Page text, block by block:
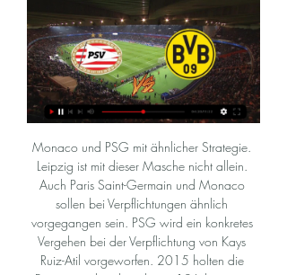
Monaco und PSG mit ähnlicher Strategie. Leipzig ist mit dieser Masche nicht allein. Auch Paris Saint-Germain und Monaco sollen bei Verpflichtungen ähnlich vorgegangen sein. PSG wird ein konkretes Vergehen bei der Verpflichtung von Kays Ruiz-Atil vorgeworfen. 2015 holten die Franzosen den damals erst 12-Jährigen in ihre Mannschaft. Diesen.

Viele Freunde behaupten von mir ich sei „fußballverrückt“ und ich schreibe gerne über Fußabll. Treffen diese beiden Vorlieben aufeinander, entsteht ein Projekt wie salzburg-fussball.at

Personal Wellbeing Community vor 5 Stunden — [online<<]]>>>] PSV gegen BVB 09 im streaming PSV Eindhoven gegen BVB 09 im tv Borussia Dortmund 20 Februar 2024 vor 4 Stunden — vor 9 ...

Finde unsere besten Wettquoten für USV Hengsberg gegen AC Linden Leibnitz am 23.10.2018 im Vergleich. Jetzt kostenlos anmelden und nach deinen Wünschen anpassen!

IK Sleipner, Fußballverein aus Schweden. weltfussball.de verwendet Cookies. Durch die Nutzung der Website stimmst Du der Verwendung von Cookies zu.

Hallescher FC vs Eintracht Braunschweig Prediction & Preview. L D L L L L L. 3. Liga. W L W L W D D. Betting Tip by W.13. Hallescher and Braunschweig will face each other in the upcoming match in the 3. Liga in Germany. Hallescher this season have the following results: 9W, 6D and 13L. Meanwhile Braunschweig have 12W, 8D and 8L. This season both these teams are usually playing attacking.

Gebrauchtwagen und Neuwagen aller Marken günstig kaufen. AUTOGOTT.AT ist ein unabhängige Plattform, die nicht nur einen Konfigurator für alle Marken hat.

PSV gegen Borussia Dortmund im internet So schaut ihr das Ch vor 43 Minuten — vor 20 Stunden — PSV gegen Dortmund im internet PSV Eindhoven vs. BVB: Übertragung der Champions League 20/02/2024 vor 7 Stunden — Borussia ...

PSV gegen BVB 09 im streaming [online schauen! vor 4 Stunden — vor 8 Stunden — PSV Eindhoven gegen BVB 09 im tv Borussia Dortmund im TV und Livestream: Spiel HIER live - 20 Februar 2024 vor 12 Stunden ...

Paris Saint-Germain hat also eine Geschichte, eine Historie - weit vor den Kataris, das sollten alle Retortenklub-Laberer mal nicht vergessen und es gibt genügend Fans, die diese erlebt haben und die Kritik nicht verdienen. Ja, 2011 kaufte dann QSI, eine Investorengruppe aus Katar den Klub und machte es sich unter Präsident Nasser Al-Khaleifi zum Ziel & Auftrag den Henkelpott, als die.

[FERNSEHER@] PSV Eindhoven gegen BVB im internet vor 5 Stunden — [FERNSEHER@] PSV Eindhoven gegen BVB im internet Borussia Dortmund im TV und Livestream: Spiel HIER live - 20.02.2024 vor 9 Stunden — PSV ...

Halbzeitfazit Paris Saint-Germain kommt bis dato nicht über ein 0:0 gegen Galatasaray aus Istanbul hinaus. Die Gäste aus Frankreich dominierten insbesondere die ersten 35 Minuten nach Belieben und erspielten sich auch mehrere gute Möglichkeiten, ohne allerdings die Pille im Netz versenken zu können.

Eishockey Live Streaming, Eishockey Live Ticker, Live Radio, Spielpläne, Live-Tabellen - alles Live zu den besten Sport Events bei live-sport.org

Forum des SV Werder Bremen Startseite Foren > werder.de > Archiv > Saison 2009/2010 > UEFA Europa League 2009 / 2010 > Werder Bremen - FK Aktobe > Benutzername oder E-Mail-Adresse:

FC Schaffhausen vs FC Vaduz Vorhersage-Urteil: Nach einer gründlichen Analyse der Statistiken, der aktuellen Form und des H2H durch den BetClan-Algorithmus sowie der Tipps von Tipsters für das Spiel FC Schaffhausen vs FC Vaduz das ist unsere Vorhersage: FC Vaduz für den Gewinner den Spiel, mit einer Wahrscheinlichkeit von 52%. Ja für Beide Teams Erzielen, mit einem Prozentsatz von 63%.

Mein Herz schlägt für die Borussia vom Niederrhein, aber das ist für mich das Sportfoto des Jahres. Einfach Geil, wie die Eintracht den deutschen Fußball in Europa vertreten hat. Da können sich all die Plastikclubs, denen die EL nicht lukrativ genug war, eine Scheibe abschneiden. Chapeau Eintracht, das war von Mannschaft und Fans.

FC Köln vs. RB Leipzig. Ihr bekommt hier Wett Tipps und Vorhersagen für das Spiel 1. Köln gegen RB Leipzig. Unsere Sportwetten Tipps berechnen sich aus allen Tipps unserer Tippster! Ihr könnt diese Tipps nicht nur für unser kostenloses Tippspiel verwenden, sondern auch für echte Sportwetten bei einem Buchmacher eurer Wahl, das alles kostenlos und exklusiv! Match Wer gewinnt das Duell 1.

Der FC Bayern München will das Triple. Dazu muss die Elf von Hansi Flick das Duell FC Bayern München. Endlich Urlaub! Einfach mal auf eine abgelegene Insel reisen und die Seele baumeln lassen. Ein bisschen Sport treiben. In der Spielhalle zocken. Eine Ausstellung besuchen. Tiefseetauchen. Kanu fahren. Das große Sommer-Update 2020 zu GTA Online ist da und es hat einigen neuen Content.

PSG: Torhüter Navas fehlt gegen Leipzig Inhalt bereitgestellt von Er wurde von FOCUS Online nicht geprüft oder bearbeitet. Fußball - Europa League: PSG: Torhüter Navas fehlt gegen Leipzig

Laut DFL haben die beiden Profis nach dem Spiel gegen den SC Paderborn (1:0) am Dienstag “offenkundig gegen allgemeine Hygiene- und Infektionsschutzstandards” und das Hygienekonzept der DFL verstoßen. Union sei zudem aufgrund des “Organisationsverschuldens” bestraft worden.

Paris Saint-Germain – FC Bayern München 3:0 (2:0). dass wir in der Gruppenphase nur zweiter werden und im Achtelfinale rausfliegen. Ich wünsche mir, dass wir gegen Leipzig im Pokal rausfliegen und in der Liga maximal zweiter werden. Ich will, dass die Bosse endlich mal so richtig die Schatulle öffnen. ++ Bayern verpflichtet Griezmann für 140 MIO ++ ++ Bayern bietet Rekordgehalt für.

(online schauen-) PSV gegen BVB 09 im internet vor 7 Stunden — (online schauen-) PSV gegen BVB 09 im internet PSV Eindhoven gegen Borussia Dortmund LIVE 20. 2. 2024 20 Februar 2024 vor 6 Tagen — -Runde ...

FC Aarau – FC Zürich Oberfläche: Naturrasen: Kapazität: 8'000 Plätze (davon 1'200 Sitzplätze (gedeckt) und 6'800 Stehplätze (ungedeckt)) Kapazität (internat.) Nicht zugelassen Verein(e) FC Aarau; VeranstaltungeTabelle zum Spiel und alle weiteren wichtigen Infos auf einen Blick.

BSV Bern Muri hat für die nächsten zwei Saisons Simon Getzmann verpflichtet.(Symbolbild). Basel - Portrait Mit über 800 Mitarbeitenden zählt die Universitäre Altersmedizin FELIX PLATTER schweizweit... Weiter; Über 20'000 weitere freie Stellen aus allen Berufsgruppen und Fachbereichen.

RB Leipzig hat dem 1. FC Köln am 12. Spieltag der Fußball-Bundesliga deutlich die Grenzen aufgezeigt und dessen neuem Trainer Markus Gisdol damit den Einstand gründlich verdorben.

2020-4-17 · Eintracht Frankfurt. Dieses Thema im Forum "Vereinsfußball" wurde erstellt von schwarz-gelber, 12.. müsste nach Hütters Aussagen, doch eher die Eintracht mehr Emphatie gegenüber Werder zeigen, oder ? Klatti5, 3. März 2020 #1231. Berliner69 und mezzo19742 gefällt das. Lübecker. Ort: 53° 52´01´´N 10°40´08´´E.

Die Sensation ist perfekt: Olympique Lyon hat das Halbfinale der Champions League erreicht und ist nun Gegner des FC Bayern München in der Runde der besten vier Teams Europas. Per Doppelpack in den Schlussminuten führte Moussa Dembélé die Franzosen zum Sieg gegen den klaren Favoriten Manchester City. Die Mannschaft von Pep Guardiola verpasste erneut den Halbfinal-Einzug.

EFG Essen-Schonnebeck Sport. Details In Ruhrlink seit: 08.12.2002. 45149 Essen Margarethenhöhe. TuSEM Essen ⮹ Fibelweg 7, 45149 Essen Offizielle Homepage der TuSEM FussbalPretemporada# Fecha Adversario Score Nota 1 09-07-2017 Blau-Weiß Oberhausen [7ªD] 4-2Perdió Titular 45' 0 0 0 0 — 2 12-07-2017 Ballfreunde Bergeborbeck [9ªD] 0-3Ganó — 0' 0 0 0 0 — 3 14-07-2017 TuS 84/10 Bergeborbeck [7ªD] 4-1Ganó Titular 90' 0 ¿? 0 0 — 4 15-07-2017 Vogelheimer SV [7ªD] 3-1Perdió Titular 45' 0 0 0 0 — 5 16-07-2017 SV Adler Osterfeld [7ªD] 0-3Perdió.

25. Juli 2020 Kommentare deaktiviert für Testspiel: Sonntag bei SV Burgaltendorf. Nachdem die ersten beiden Spiele der Vorbereitung (10:0 gegen SW Alstaden und 5:2 gegen SC 20 Oberhausen) erfolgreich gestaltet werden konnten, steht für die Mannschaft von Trainer Dirk Tönnies die nächste Partie auf dem Plan. weiterlesen >> Neuer Trainer für die 3. Mannschaft. 21. Juli 2020 Kommentare.

Der 26 Jahre alte Aufbauspieler war in der vergangenen Spielzeit an die EWE Baskets Oldenburg verliehen. Nun kehrt er nach München zurück, wo er zugleich seinen Vetrag um ein Jahr bis Sommer.

PSV Eindhoven gegen BVB im internet So sehen Sie PSV vor 1 Stunde — vor 18 Stunden — Champions League: PSV Eindhoven – Borussia Dortmund live im TV und Stream. Eindoven gegen Dortmund live sehen.

Home ASK Öffnungszeit Saison Ask Die Home ASK Eichkogel Öffnungszeiten können zu Feiertagen wie Pfingsten, Fronleichnam, Reformationstag und Allerheiligen abweichen. Wir empfehlen, sich vorher zu informieren, ob es sich um ein lokales Eichkogel Geschäft handelt.

Borussia Dortmund im TV und Livestream: Spiel HIER live - vor 3 Tagen — PSV Eindhoven – Borussia Dortmund im TV und Livestream: Hier siehst du das Spiel live. Felix Strerath von Felix Strerath 17.02.2024 - 18:33 Uhr ...

Thun St. Gallen ArmyTechShop Münchenbuchsee Katalog Fahrzeuge/Ersatzteile Über uns ArmyLiqShop St. Gallen. Kontakt. Kanton St. Gallen Amt für Militär und Zivilschutz Burgstrasse 50 9000 St. Gallen Telefon 058 / 229 71 15 Auf Karte anzeigen. Öffnungszeiten / heures d'ouverture. Mittwoch: 13.30 Uhr bis 16.30 Uhr Donnerstag: 13.30 Uhr bis 18.

psg . RB Leipzig Interessiert sich für Todibo May 10, 2020 • 9:36 PM. Der Verteidiger des FC Barcelona, Jean-Claire Todibo, ist für RB Leipzig Interessant, behauptet Diario Sport. Der 20-jährige hat Leipzig mit seinem leihspiel bei Schalke beeindruckt. Der Verein sieht Todibo als Ersatzkandidaten für DAIO Upamecano im Falle seines Ausscheidens. Früher wurde berichtet, …

Es ist Sonnig in Zürich, bei Spielbeginn ist es ca. 22°C warm. Liveübertragung. Das Spiel wird wie gewohnt von 86-Live (Radio und Liveticker) übertragen, zudem überträgt Teleclub Zoom das …

Liste der beliebtesten Pensionskasse in Kriens . Ko